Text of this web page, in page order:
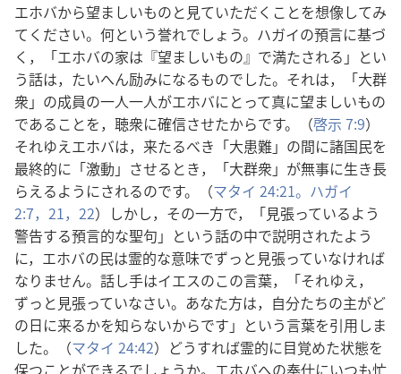
エホバから望ましいものと見ていただくことを想像してみ
てください。何という誉れでしょう。ハガイの預言に基づ
く，「エホバの家は『望ましいもの』で満たされる」とい
う話は，たいへん励みになるものでした。それは，「大群
衆」の成員の一人一人がエホバにとって真に望ましいもの
であることを，聴衆に確信させたからです。（啓示 7:9）
それゆえエホバは，来たるべき「大患難」の間に諸国民を
最終的に「激動」させるとき，「大群衆」が無事に生き長
らえるようにされるのです。（マタイ 24:21。 ハガイ
2:7， 21，22）しかし，その一方で，「見張っているよう
警告する預言的な聖句」という話の中で説明されたよう
に，エホバの民は霊的な意味でずっと見張っていなければ
なりません。話し手はイエスのこの言葉，「それゆえ，
ずっと見張っていなさい。あなた方は，自分たちの主がど
の日に来るかを知らないからです」という言葉を引用しま
した。（マタイ 24:42）どうすれば霊的に目覚めた状態を
保つことができるでしょうか。エホバへの奉仕にいつも忙